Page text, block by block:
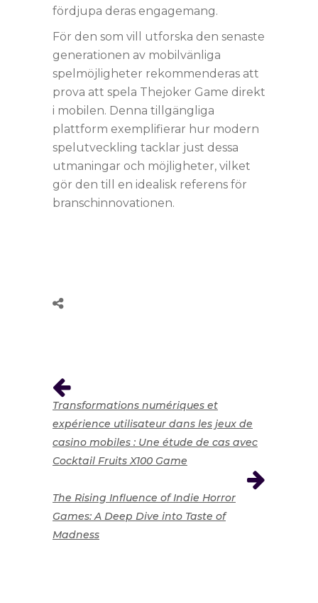
fördjupa deras engagemang.
För den som vill utforska den senaste
generationen av mobilvänliga
spelmöjligheter rekommenderas att
prova att spela Thejoker Game direkt
i mobilen. Denna tillgängliga
plattform exemplifierar hur modern
spelutveckling tacklar just dessa
utmaningar och möjligheter, vilket
gör den till en idealisk referens för
branschinnovationen.
Transformations numériques et
expérience utilisateur dans les jeux de
casino mobiles : Une étude de cas avec
Cocktail Fruits X100 Game
The Rising Influence of Indie Horror
Games: A Deep Dive into Taste of
Madness